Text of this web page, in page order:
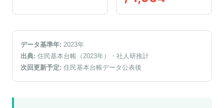
データ基準年: 2023年
出典: 住民基本台帳（2023年）
・社人研推計
次回更新予定: 住民基本台帳データ公表後